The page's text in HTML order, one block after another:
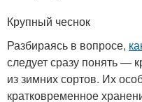
Крупный чеснок
Разбираясь в вопросе,
следует сразу понять —
из зимних сортов. Их
кратковременное